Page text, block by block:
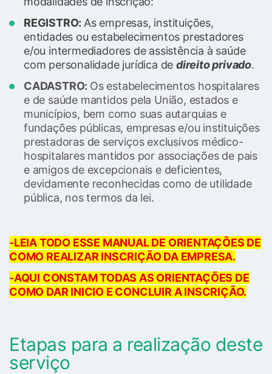
REGISTRO: As empresas, instituições,
entidades ou estabelecimentos prestadores
e/ou intermediadores de assistência à saúde
com personalidade jurídica dedireito privado.
CADASTRO: Os estabelecimentos hospitalares
e de saúde mantidos pela União, estados e
municípios, bem como suas autarquias e
fundações públicas, empresas e/ou instituições
prestadoras de serviços exclusivos médico-
hospitalares mantidos por associações de pais
e amigos de excepcionais e deficientes,
devidamente reconhecidas como de utilidade
pública, nos termos da lei.
-LEIA TODO ESSE MANUAL DE ORIENTAÇÕES DE
COMO REALIZAR INSCRIÇÃO DA EMPRESA.
-AQUI CONSTAM TODAS AS ORIENTAÇÕES DE
COMO DAR INICIO E CONCLUIR A INSCRIÇÃO.
Etapas para a realização deste
serviço